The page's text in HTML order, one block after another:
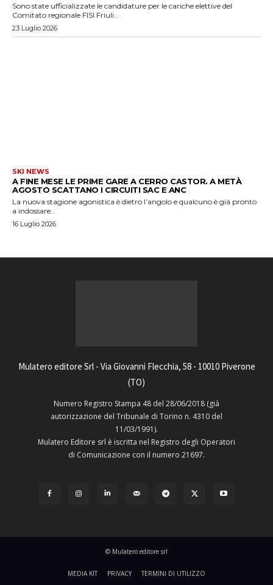
Sono state ufficializzate le candidature per le cariche elettive del
Comitato regionale FISI Friuli...
23 Luglio 2026
SKI NEWS
A FINE MESE LE PRIME GARE A CERRO CASTOR. A METÀ
AGOSTO SCATTANO I CIRCUITI SAC E ANC
La nuova stagione agonistica è dietro l’angolo e qualcuno è già pronto
a indossare...
16 Luglio 2026
Mulatero editore Srl - Via Giovanni Flecchia, 58 - 10010 Piverone
(TO)
Numero Registro Stampa 48 del 28/06/2018 (già
autorizzazione del Tribunale di Torino n. 4310 del
11/03/1991).
Mulatero Editore srl è iscritta nel Registro degli Operatori
di Comunicazione con il numero 21697.
© Mulatero editore srl
MEDIA KIT PRIVACY TERMINI DI UTILIZZO